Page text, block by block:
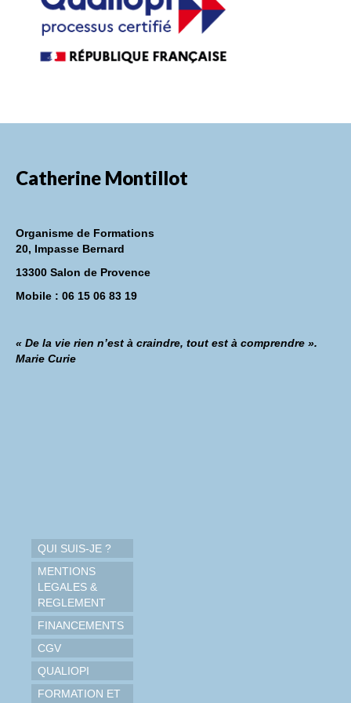
FORMATIONS DE FORMATEURS
CONSEILS & PRESTATIONS
CONTACT
Catherine Montillot
Organisme de Formations
20, Impasse Bernard
13300 Salon de Provence
Mobile : 06 15 06 83 19
« De la vie rien n’est à craindre, tout est à comprendre ».
Marie Curie
QUI SUIS-JE ?
MENTIONS
LEGALES &
REGLEMENT
FINANCEMENTS
CGV
QUALIOPI
FORMATION ET